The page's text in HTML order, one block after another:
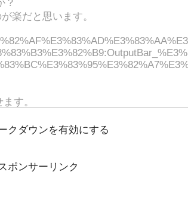
クダウンを有効にする
ポンサーリンク